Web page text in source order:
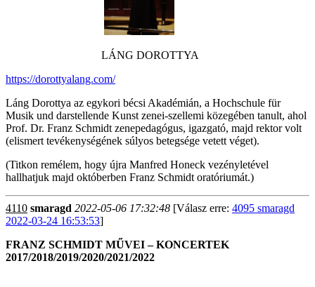
LÁNG DOROTTYA
https://dorottyalang.com/
Láng Dorottya az egykori bécsi Akadémián, a Hochschule für
Musik und darstellende Kunst zenei-szellemi közegében tanult, ahol
Prof. Dr. Franz Schmidt zenepedagógus, igazgató, majd rektor volt
(elismert tevékenységének súlyos betegsége vetett véget).
(Titkon remélem, hogy újra Manfred Honeck vezényletével
hallhatjuk majd októberben Franz Schmidt oratóriumát.)
4110 smaragd 2022-05-06 17:32:48 [Válasz erre: 4095 smaragd
2022-03-24 16:53:53]
FRANZ SCHMIDT MŰVEI – KONCERTEK
2017/2018/2019/2020/2021/2022